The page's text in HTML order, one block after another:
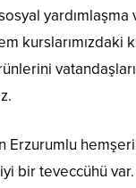
yardımlaşma
kurslarımızdaki
Erzurumlu
iyi bir teveccühü